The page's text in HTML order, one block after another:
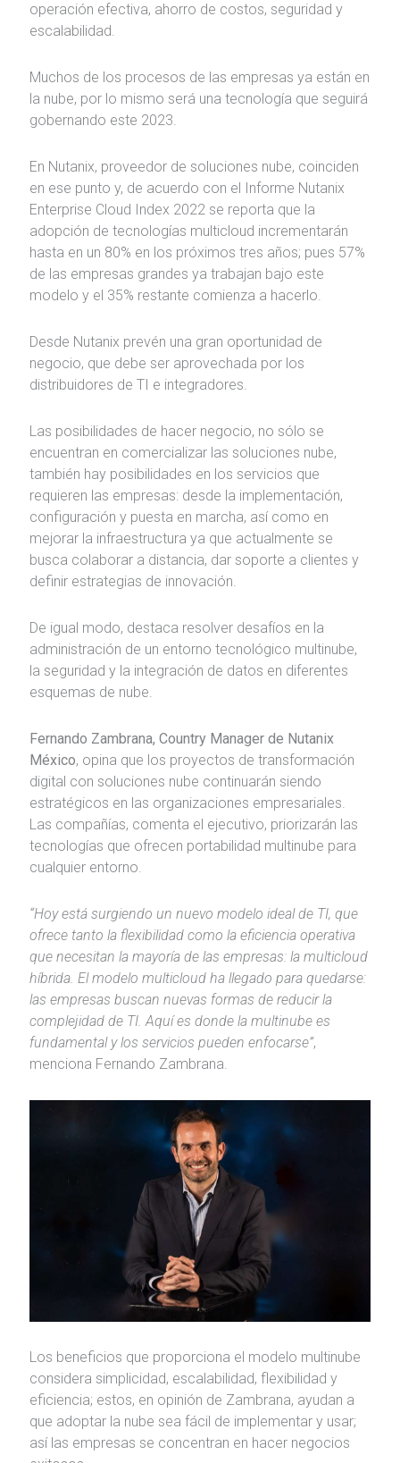
operación efectiva, ahorro de costos, seguridad y
escalabilidad.
Muchos de los procesos de las empresas ya están en
la nube, por lo mismo será una tecnología que seguirá
gobernando este 2023.
En Nutanix, proveedor de soluciones nube, coinciden
en ese punto y, de acuerdo con el Informe Nutanix
Enterprise Cloud Index 2022 se reporta que la
adopción de tecnologías multicloud incrementarán
hasta en un 80% en los próximos tres años; pues 57%
de las empresas grandes ya trabajan bajo este
modelo y el 35% restante comienza a hacerlo.
Desde Nutanix prevén una gran oportunidad de
negocio, que debe ser aprovechada por los
distribuidores de TI e integradores.
Las posibilidades de hacer negocio, no sólo se
encuentran en comercializar las soluciones nube,
también hay posibilidades en los servicios que
requieren las empresas: desde la implementación,
configuración y puesta en marcha, así como en
mejorar la infraestructura ya que actualmente se
busca colaborar a distancia, dar soporte a clientes y
definir estrategias de innovación.
De igual modo, destaca resolver desafíos en la
administración de un entorno tecnológico multinube,
la seguridad y la integración de datos en diferentes
esquemas de nube.
Fernando Zambrana, Country Manager de Nutanix
México, opina que los proyectos de transformación
digital con soluciones nube continuarán siendo
estratégicos en las organizaciones empresariales.
Las compañías, comenta el ejecutivo, priorizarán las
tecnologías que ofrecen portabilidad multinube para
cualquier entorno.
“Hoy está surgiendo un nuevo modelo ideal de TI, que
ofrece tanto la flexibilidad como la eficiencia operativa
que necesitan la mayoría de las empresas: la multicloud
híbrida. El modelo multicloud ha llegado para quedarse:
las empresas buscan nuevas formas de reducir la
complejidad de TI. Aquí es donde la multinube es
fundamental y los servicios pueden enfocarse”,
menciona Fernando Zambrana.
Los beneficios que proporciona el modelo multinube
considera simplicidad, escalabilidad, flexibilidad y
eficiencia; estos, en opinión de Zambrana, ayudan a
que adoptar la nube sea fácil de implementar y usar;
así las empresas se concentran en hacer negocios